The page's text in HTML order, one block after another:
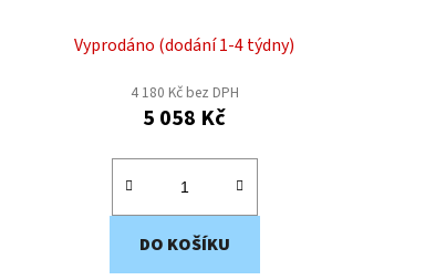
Vyprodáno (dodání 1-4 týdny)
4 180 Kč bez DPH
5 058 Kč
DO KOŠÍKU